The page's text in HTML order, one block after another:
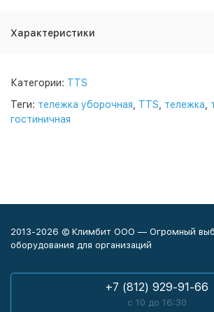
Характеристики
Категории: TTS
Теги: тележка уборочная TTS тележка
гостиничная
2013-2026 © Климбит ООО — Огромный
оборудования для организаций
+7 (812) 929-91-66
с 10 до 16:30